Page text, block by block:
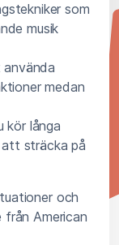
som
musik
medan
kör långa
sträcka på
och
från American